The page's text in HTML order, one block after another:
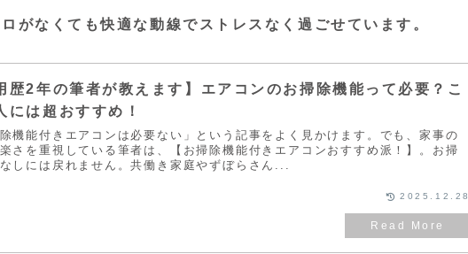
がなくても快適な動線でストレスなく過ごせています。
歴2年の筆者が教えます】エアコンのお掃除機能って必要？こ
には超おすすめ！
除機能付きエアコンは必要ない」という記事をよく見かけます。でも、家事の
さを重視している筆者は、【お掃除機能付きエアコンおすすめ派！】。お掃
しには戻れません。共働き家庭やずぼらさん...
2025.12.28